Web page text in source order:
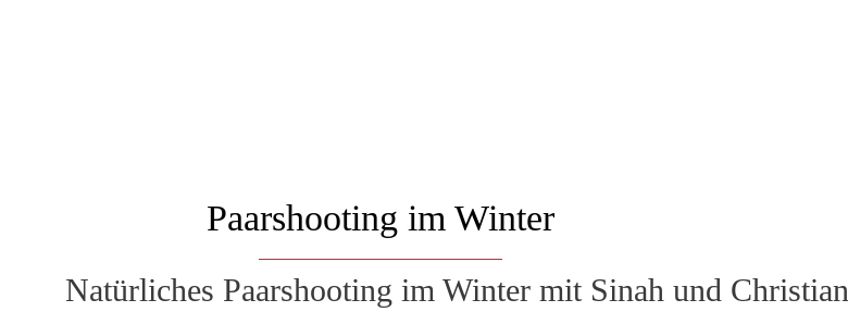
Paarshooting im Winter
Natürliches Paarshooting im Winter mit Sinah und Christian